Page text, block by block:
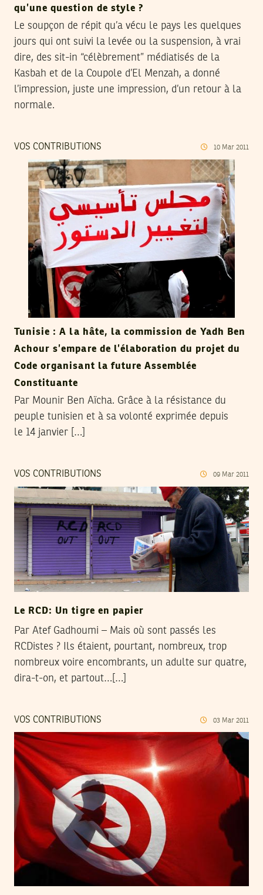
qu’une question de style ?
Le soupçon de répit qu’a vécu le pays les quelques
jours qui ont suivi la levée ou la suspension, à vrai
dire, des sit-in “célèbrement” médiatisés de la
Kasbah et de la Coupole d’El Menzah, a donné
l’impression, juste une impression, d’un retour à la
normale.
VOS CONTRIBUTIONS 10 Mar 2011
Tunisie : A la hâte, la commission de Yadh Ben
Achour s’empare de l’élaboration du projet du
Code organisant la future Assemblée
Constituante
Par Mounir Ben Aïcha. Grâce à la résistance du
peuple tunisien et à sa volonté exprimée depuis
le 14 janvier […]
VOS CONTRIBUTIONS 09 Mar 2011
Le RCD: Un tigre en papier
Par Atef Gadhoumi – Mais où sont passés les
RCDistes ? Ils étaient, pourtant, nombreux, trop
nombreux voire encombrants, un adulte sur quatre,
dira-t-on, et partout…[…]
VOS CONTRIBUTIONS 03 Mar 2011